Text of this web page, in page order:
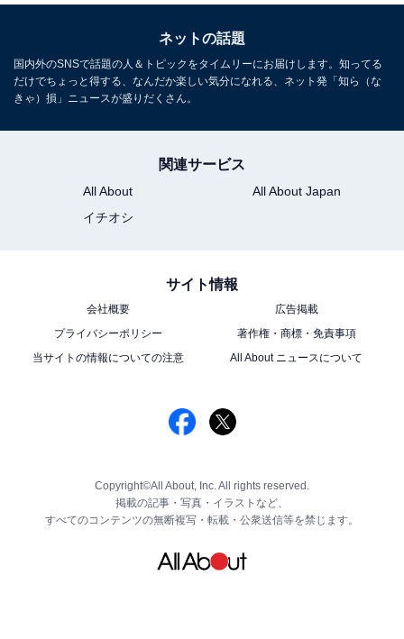
ネットの話題
国内外のSNSで話題の人＆トピックをタイムリーにお届けします。知ってる
だけでちょっと得する、なんだか楽しい気分になれる、ネット発「知ら（な
きゃ）損」ニュースが盛りだくさん。
関連サービス
All About
All About Japan
イチオシ
サイト情報
会社概要
広告掲載
プライバシーポリシー
著作権・商標・免責事項
当サイトの情報についての注意
All About ニュースについて
Copyright©All About, Inc. All rights reserved.
掲載の記事・写真・イラストなど、
すべてのコンテンツの無断複写・転載・公衆送信等を禁じます。